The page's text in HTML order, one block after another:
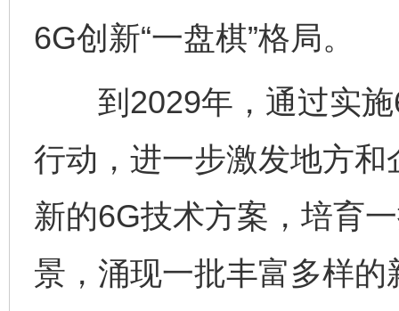
6G创新“一盘棋”格局。
到2029年，通过实施
行动，进一步激发地方
新的6G技术方案，培育
景，涌现一批丰富多样